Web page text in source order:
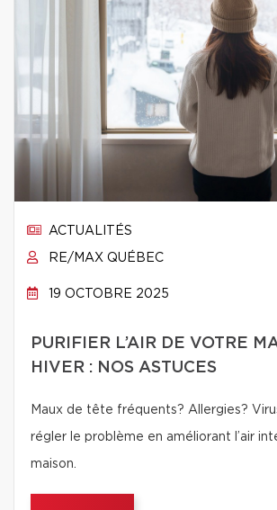
ACTUALITÉS
RE/MAX QUÉBEC
19 OCTOBRE 2025
PURIFIER L’AIR DE VOTRE
HIVER : NOS ASTUCES
Maux de tête fréquents? Allergies?
régler le problème en améliorant l’air
maison.